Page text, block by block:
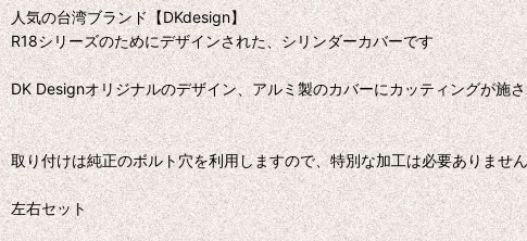
人気の台湾ブランド【DKdesign】
R18シリーズのためにデザインされた、シリンダーカバーです
DK Designオリジナルのデザイン、アルミ製のカバーにカッティングが施
取り付けは純正のボルト穴を利用しますので、特別な加工は必要ありませ
左右セット